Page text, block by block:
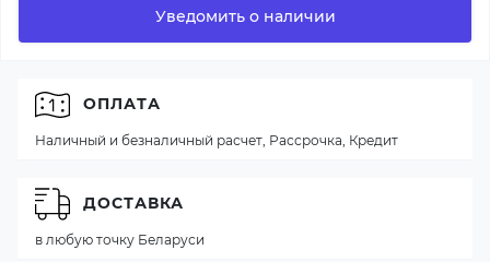
Уведомить о наличии
ОПЛАТА
Наличный и безналичный расчет, Рассрочка, Кредит
ДОСТАВКА
в любую точку Беларуси